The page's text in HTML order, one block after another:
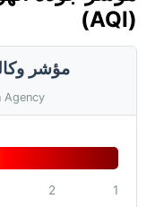
(AQI)
مؤشر
Agency
1
2